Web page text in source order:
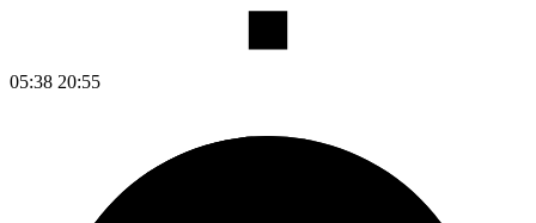
05:38 20:55